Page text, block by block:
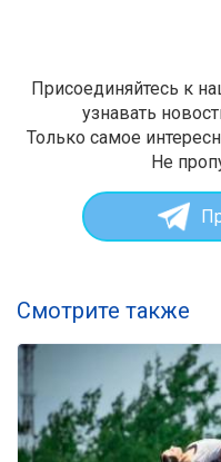
Присоединяйтесь к
узнавать
Только самое
Не
Смотрите также